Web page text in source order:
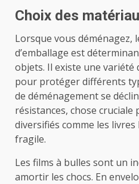
Choix des
Lorsque vous déménagez,
d’emballage est
objets. Il existe une variété
pour protéger différents
de déménagement se
résistances, chose cruciale
diversifiés comme les
fragile.
Les films à bulles sont un
amortir les chocs. En